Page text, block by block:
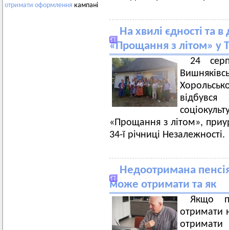
отримати оформлення кампані
На хвилі єдності та
«Прощання з літом» у
24
«Прощання з літом»,
34-ї річниці Незалежності.
Недоотримана
може отримати та як
Якщо
отримати